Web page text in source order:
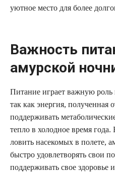
уютное место для более
Важность
амурской
Питание играет важную
так как энергия, полученная
поддерживать
тепло в холодное время года.
ловить насекомых в полете,
быстро удовлетворять свои
поддерживать свое здоровье